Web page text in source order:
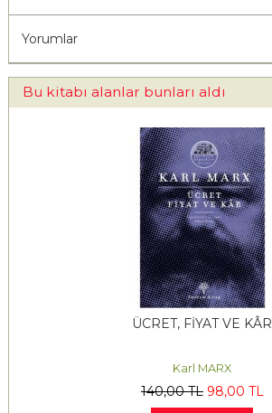
Yorumlar
Bu kitabı alanlar bunları aldı
ÜCRET, FİYAT VE KÂR
Karl MARX
140,00TL 98,00 TL